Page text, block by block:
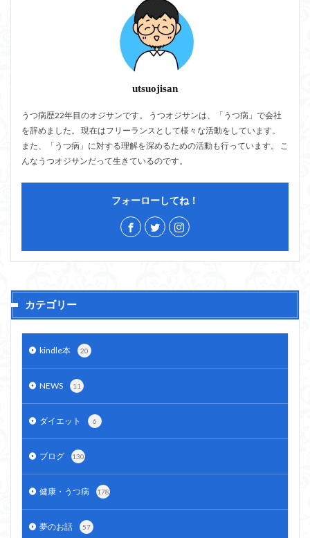
utsuojisan
うつ病歴22年目のオジサンです。 うつオジサンは、「うつ病」で会社
を辞めました。 現在はフリーランスとして様々な活動をしています。
また、「うつ病」に対する理解を深めるための活動も行っています。 こ
んなうつオジサンだって生きているのです。
フォーローしてね！
カテゴリー
kindle本 20
NEWS 11
ダイエット 6
ブログ 130
健康・うつ病 178
夢のお話 57